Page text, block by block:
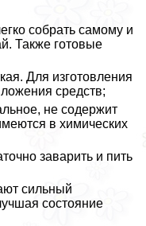
собрать самому и
Также готовые
Для изготовления
средств;
не содержит
в химических
заварить и пить
сильный
состояние